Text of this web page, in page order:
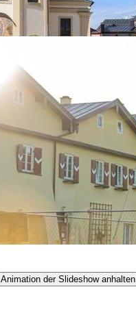
Animation der Slideshow anhalten